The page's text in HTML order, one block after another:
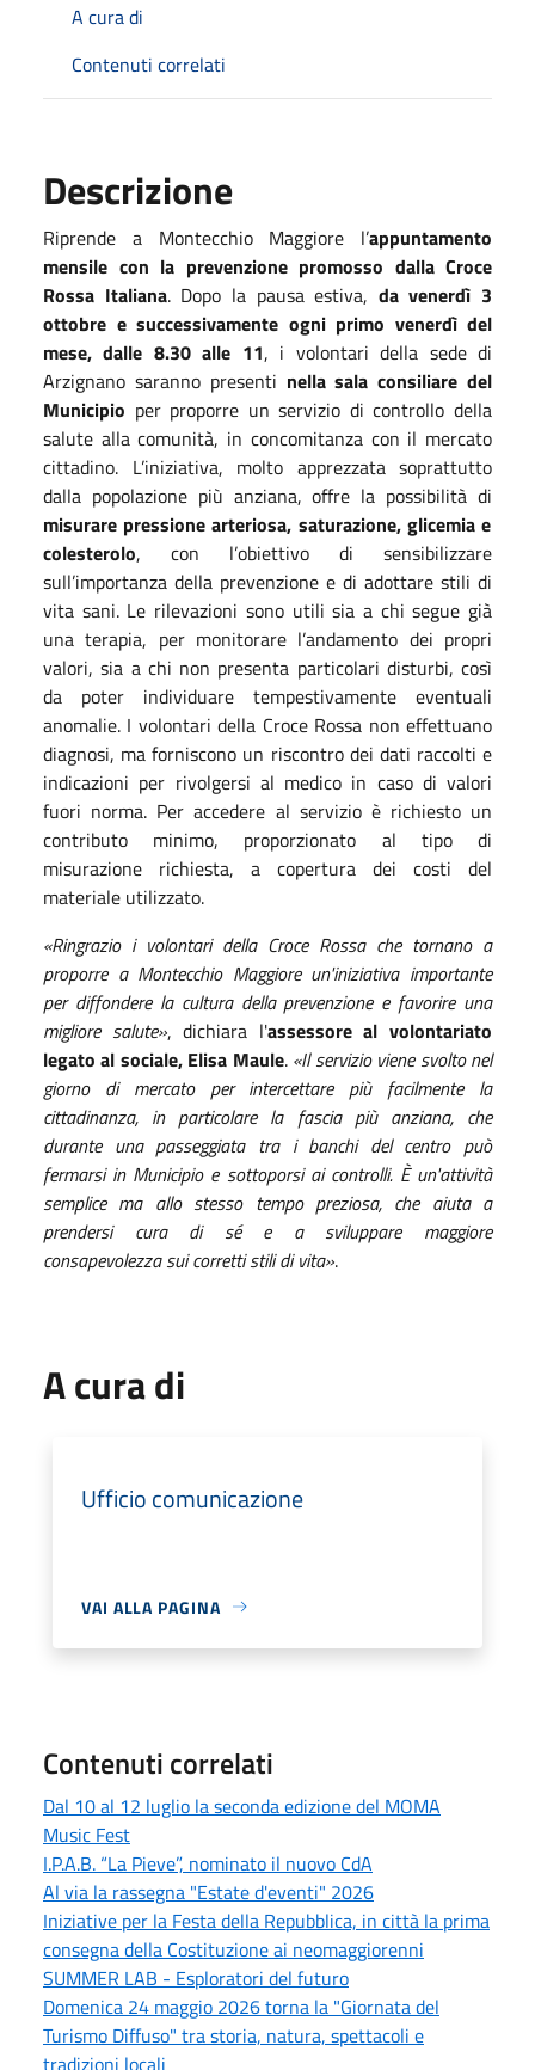
A cura di
Contenuti correlati
Descrizione
Riprende a Montecchio Maggiore l’appuntamento
mensile con la prevenzione promosso dalla Croce
Rossa Italiana. Dopo la pausa estiva, da venerdì 3
ottobre e successivamente ogni primo venerdì del
mese, dalle 8.30 alle 11, i volontari della sede di
Arzignano saranno presenti nella sala consiliare del
Municipio per proporre un servizio di controllo della
salute alla comunità, in concomitanza con il mercato
cittadino. L’iniziativa, molto apprezzata soprattutto
dalla popolazione più anziana, offre la possibilità di
misurare pressione arteriosa, saturazione, glicemia e
colesterolo, con l’obiettivo di sensibilizzare
sull’importanza della prevenzione e di adottare stili di
vita sani. Le rilevazioni sono utili sia a chi segue già
una terapia, per monitorare l’andamento dei propri
valori, sia a chi non presenta particolari disturbi, così
da poter individuare tempestivamente eventuali
anomalie. I volontari della Croce Rossa non effettuano
diagnosi, ma forniscono un riscontro dei dati raccolti e
indicazioni per rivolgersi al medico in caso di valori
fuori norma. Per accedere al servizio è richiesto un
contributo minimo, proporzionato al tipo di
misurazione richiesta, a copertura dei costi del
materiale utilizzato.
«Ringrazio i volontari della Croce Rossa che tornano a
proporre a Montecchio Maggiore un'iniziativa importante
per diffondere la cultura della prevenzione e favorire una
migliore salute», dichiara l'assessore al volontariato
legato al sociale, Elisa Maule. «Il servizio viene svolto nel
giorno di mercato per intercettare più facilmente la
cittadinanza, in particolare la fascia più anziana, che
durante una passeggiata tra i banchi del centro può
fermarsi in Municipio e sottoporsi ai controlli. È un'attività
semplice ma allo stesso tempo preziosa, che aiuta a
prendersi cura di sé e a sviluppare maggiore
consapevolezza sui corretti stili di vita».
A cura di
Ufficio comunicazione
VAI ALLA PAGINA
Contenuti correlati
Dal 10 al 12 luglio la seconda edizione del MOMA
Music Fest
I.P.A.B. “La Pieve”, nominato il nuovo CdA
Al via la rassegna "Estate d'eventi" 2026
Iniziative per la Festa della Repubblica, in città la prima
consegna della Costituzione ai neomaggiorenni
SUMMER LAB - Esploratori del futuro
Domenica 24 maggio 2026 torna la "Giornata del
Turismo Diffuso" tra storia, natura, spettacoli e
tradizioni locali